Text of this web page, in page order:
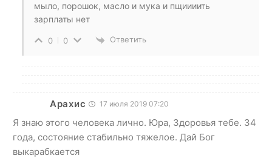
мыло, порошок, масло и мука и пщиииить
зарплаты нет
0 0 Ответить
Арахис 17 июля 2019 07:20
Я знаю этого человека лично. Юра, Здоровья тебе. 34
года, состояние стабильно тяжелое. Дай Бог
выкарабкается